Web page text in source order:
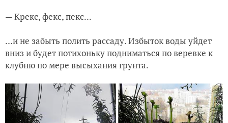
— Крекс, фекс, пекс...
…и не забыть полить рассаду. Избыток воды уйдет
вниз и будет потихоньку подниматься по веревке к
клубню по мере высыхания грунта.